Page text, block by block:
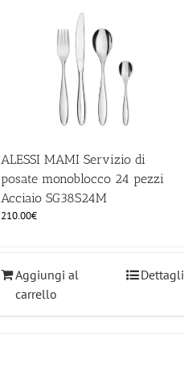
ALESSI MAMI Servizio di
posate monoblocco 24 pezzi
Acciaio SG38S24M
210.00€
Aggiungi al
carrello
Dettagli